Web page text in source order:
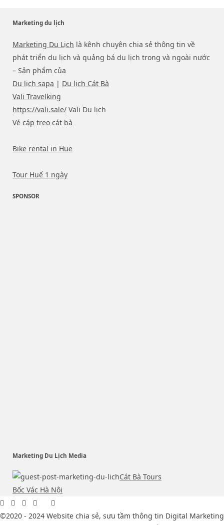
Marketing du lịch
Marketing Du Lịch là kênh chuyên chia sẻ thông tin về
phát triển du lịch và quảng bá du lịch trong và ngoài nước
– Sản phẩm của
Du lịch sapa | Du lịch Cát Bà
Vali Travelking
https://vali.sale/ Vali Du lịch
Vé cáp treo cát bà
Bike rental in Hue
Tour Huế 1 ngày
SPONSOR
Marketing Du Lịch Media
Cát Bà Tours
Bốc Vác Hà Nội
©2020 - 2024 Website chia sẻ, sưu tầm thông tin Digital Marketing